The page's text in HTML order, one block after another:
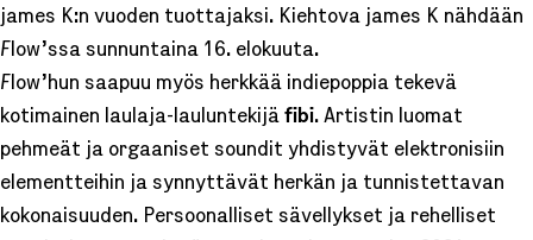
james K:n vuoden tuottajaksi. Kiehtova james K nähdään
Flow’ssa sunnuntaina 16. elokuuta.
Flow’hun saapuu myös herkkää indiepoppia tekevä
kotimainen laulaja-lauluntekijä fibi. Artistin luomat
pehmeät ja orgaaniset soundit yhdistyvät elektronisiin
elementteihin ja synnyttävät herkän ja tunnistettavan
kokonaisuuden. Persoonalliset sävellykset ja rehelliset